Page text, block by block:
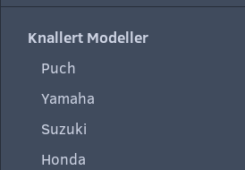
Knallert Modeller
Puch
Yamaha
Suzuki
Honda